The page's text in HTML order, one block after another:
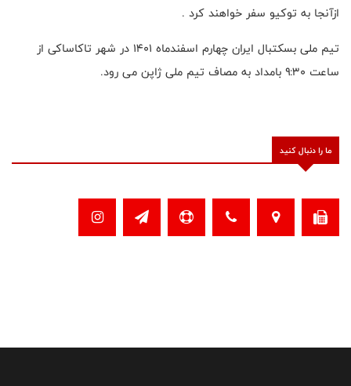
ازآنجا به توکیو سفر خواهند کرد .
تیم ملی بسکتبال ایران چهارم اسفندماه ۱۴۰۱ در شهر تاکاساکی از
ساعت ۹:۳۰ بامداد به مصاف تیم ملی ژاپن می رود.
ما را دنبال کنید